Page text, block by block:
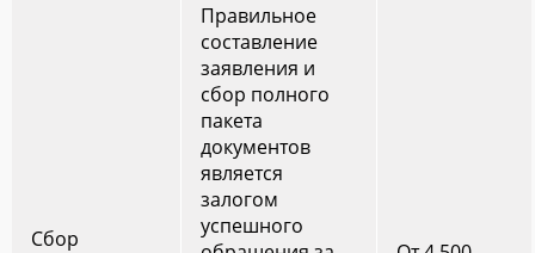
Сбор
Правильное
составление
заявления и
сбор полного
пакета
документов
является
залогом
успешного